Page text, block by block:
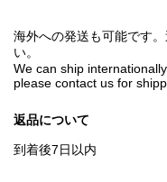
海外への発送も可能です
い。
We can ship internationally
please contact us for
返品について
到着後7日以内